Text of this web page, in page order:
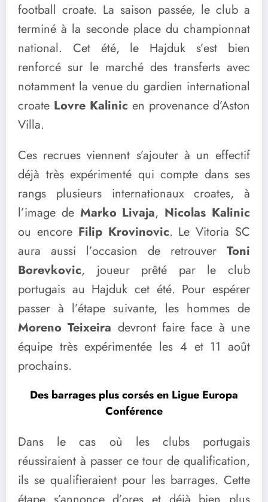
football croate. La saison passée, le club a
terminé à la seconde place du championnat
national. Cet été, le Hajduk s’est bien
renforcé sur le marché des transferts avec
notamment la venue du gardien international
croate Lovre Kalinic en provenance d’Aston
Villa.
Ces recrues viennent s’ajouter à un effectif
déjà très expérimenté qui compte dans ses
rangs plusieurs internationaux croates, à
l’image de Marko Livaja, Nicolas Kalinic
ou encore Filip Krovinovic. Le Vitoria SC
aura aussi l’occasion de retrouver Toni
Borevkovic, joueur prêté par le club
portugais au Hajduk cet été. Pour espérer
passer à l’étape suivante, les hommes de
Moreno Teixeira devront faire face à une
équipe très expérimentée les 4 et 11 août
prochains.
Des barrages plus corsés en Ligue Europa
Conférence
Dans le cas où les clubs portugais
réussiraient à passer ce tour de qualification,
ils se qualifieraient pour les barrages. Cette